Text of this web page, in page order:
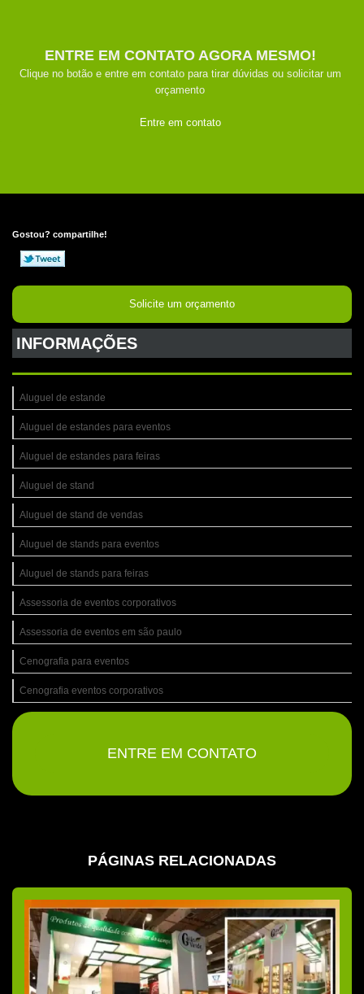
ENTRE EM CONTATO AGORA MESMO!
Clique no botão e entre em contato para tirar dúvidas ou solicitar um
orçamento
Entre em contato
Gostou? compartilhe!
Solicite um orçamento
INFORMAÇÕES
Aluguel de estande
Aluguel de estandes para eventos
Aluguel de estandes para feiras
Aluguel de stand
Aluguel de stand de vendas
Aluguel de stands para eventos
Aluguel de stands para feiras
Assessoria de eventos corporativos
Assessoria de eventos em são paulo
Cenografia para eventos
Cenografia eventos corporativos
Cenografia de eventos sp
Cenografia em geral
Criação de cenografia para eventos corporativos
Decoração de eventos corporativos
Decoração para eventos corporativos sp
Decoração de eventos empresa
ENTRE EM CONTATO
PÁGINAS RELACIONADAS